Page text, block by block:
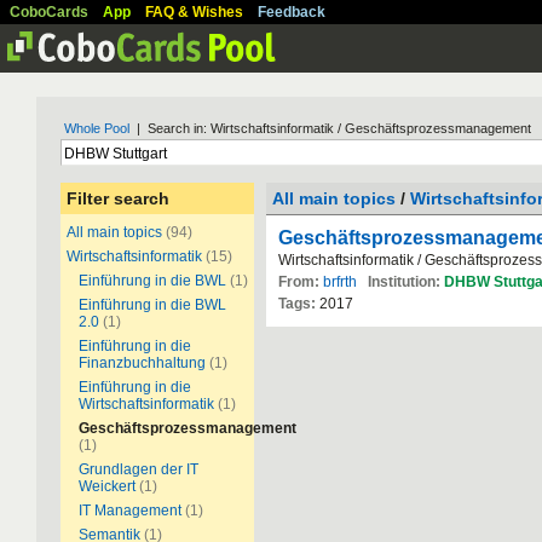
CoboCards App FAQ & Wishes Feedback
Whole Pool | Search in: Wirtschaftsinformatik / Geschäftsprozessmanagement
Filter search
All main topics (94)
Wirtschaftsinformatik (15)
Einführung in die BWL (1)
Einführung in die BWL
2.0 (1)
Einführung in die
Finanzbuchhaltung (1)
Einführung in die
Wirtschaftsinformatik (1)
Geschäftsprozessmanagement
(1)
Grundlagen der IT
Weickert (1)
IT Management (1)
Semantik (1)
All main topics /
Wirtschaftsinformatik /
From: brfrth Institution: DHBW
Tags: 2017